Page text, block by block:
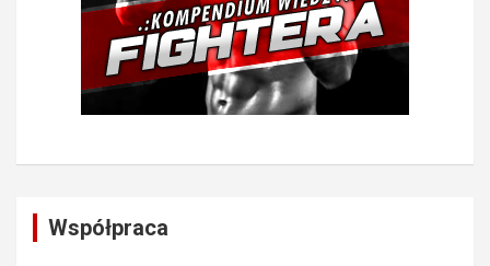
Współpraca